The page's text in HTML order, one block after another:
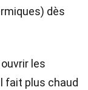
dès
ouvrir les
fait plus chaud